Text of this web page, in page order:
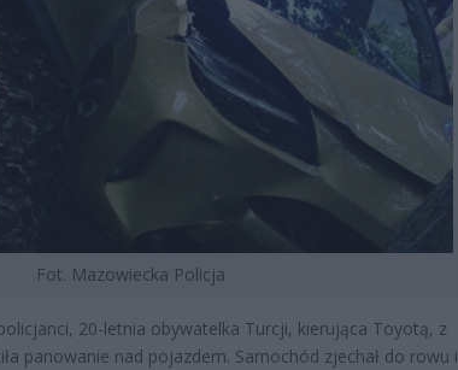
Fot. Mazowiecka Policja
20-letnia obywatelka Turcji, kierująca Toyotą, z
panowanie nad pojazdem. Samochód zjechał do rowu i